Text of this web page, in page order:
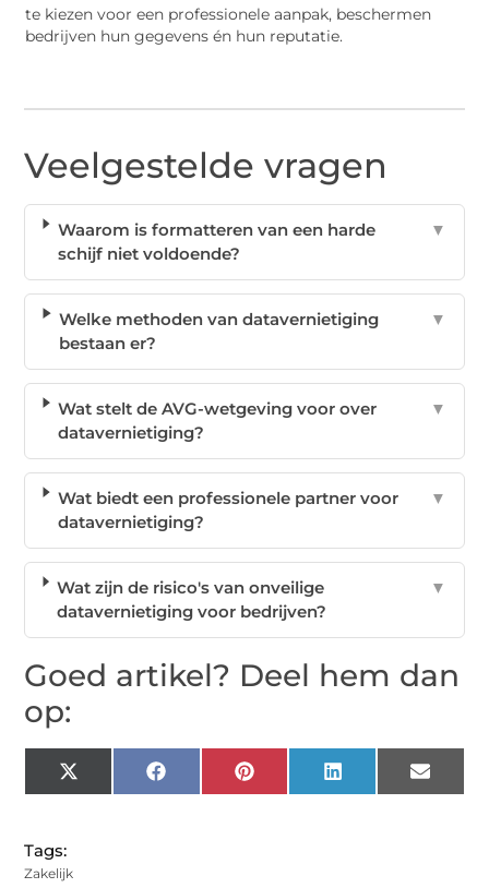
te kiezen voor een professionele aanpak, beschermen
bedrijven hun gegevens én hun reputatie.
Veelgestelde vragen
Waarom is formatteren van een harde
schijf niet voldoende?
▼
Welke methoden van datavernietiging
bestaan er?
▼
Wat stelt de AVG-wetgeving voor over
datavernietiging?
▼
Wat biedt een professionele partner voor
datavernietiging?
▼
Wat zijn de risico's van onveilige
datavernietiging voor bedrijven?
▼
Goed artikel? Deel hem dan
op:
X
(Twitter)
Facebook Pinterest LinkedIn Email
Tags:
Zakelijk